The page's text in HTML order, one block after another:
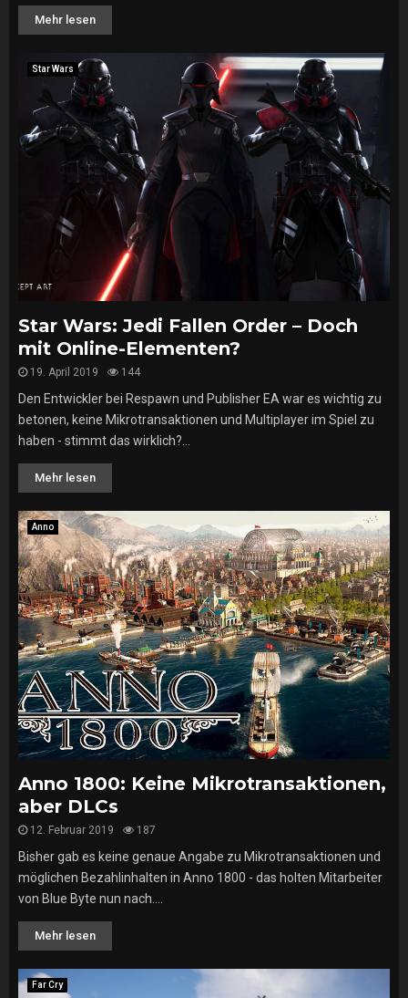
Mehr lesen
Star Wars
Star Wars: Jedi Fallen Order – Doch
mit Online-Elementen?
19. April 2019 144
Den Entwickler bei Respawn und Publisher EA war es wichtig zu
betonen, keine Mikrotransaktionen und Multiplayer im Spiel zu
haben - stimmt das wirklich?...
Mehr lesen
Anno
Anno 1800: Keine Mikrotransaktionen,
aber DLCs
12. Februar 2019 187
Bisher gab es keine genaue Angabe zu Mikrotransaktionen und
möglichen Bezahlinhalten in Anno 1800 - das holten Mitarbeiter
von Blue Byte nun nach....
Mehr lesen
Far Cry